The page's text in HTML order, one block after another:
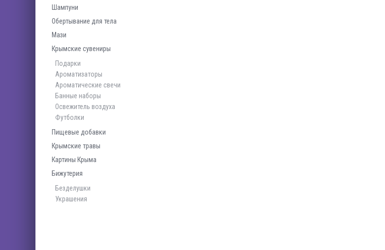
Шампуни
Обертывание для тела
Мази
Крымские сувениры
Подарки
Ароматизаторы
Ароматические свечи
Банные наборы
Освежитель воздуха
Футболки
Пищевые добавки
Крымские травы
Картины Крыма
Бижутерия
Безделушки
Украшения